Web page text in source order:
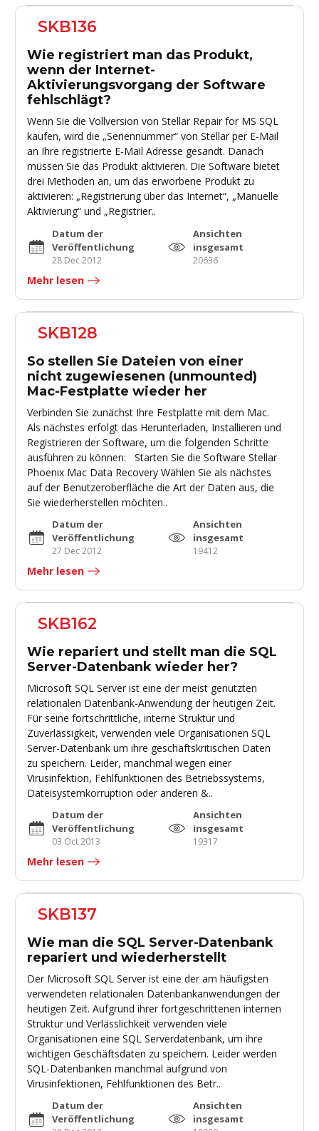
SKB136
Wie registriert man das Produkt,
wenn der Internet-
Aktivierungsvorgang der Software
fehlschlägt?
Wenn Sie die Vollversion von Stellar Repair for MS SQL
kaufen, wird die „Seriennummer“ von Stellar per E-Mail
an Ihre registrierte E-Mail Adresse gesandt. Danach
müssen Sie das Produkt aktivieren. Die Software bietet
drei Methoden an, um das erworbene Produkt zu
aktivieren: „Registrierung über das Internet“, „Manuelle
Aktivierung“ und „Registrier..
Datum der
Veröffentlichung
28 Dec 2012
Ansichten
insgesamt
20636
Mehr lesen
SKB128
So stellen Sie Dateien von einer
nicht zugewiesenen (unmounted)
Mac-Festplatte wieder her
Verbinden Sie zunächst Ihre Festplatte mit dem Mac.
Als nächstes erfolgt das Herunterladen, Installieren und
Registrieren der Software, um die folgenden Schritte
ausführen zu können: Starten Sie die Software Stellar
Phoenix Mac Data Recovery Wählen Sie als nächstes
auf der Benutzeroberfläche die Art der Daten aus, die
Sie wiederherstellen möchten..
Datum der
Veröffentlichung
27 Dec 2012
Ansichten
insgesamt
19412
Mehr lesen
SKB162
Wie repariert und stellt man die SQL
Server-Datenbank wieder her?
Microsoft SQL Server ist eine der meist genutzten
relationalen Datenbank-Anwendung der heutigen Zeit.
Für seine fortschrittliche, interne Struktur und
Zuverlässigkeit, verwenden viele Organisationen SQL
Server-Datenbank um ihre geschäftskritischen Daten
zu speichern. Leider, manchmal wegen einer
Virusinfektion, Fehlfunktionen des Betriebssystems,
Dateisystemkorruption oder anderen &..
Datum der
Veröffentlichung
03 Oct 2013
Ansichten
insgesamt
19317
Mehr lesen
SKB137
Wie man die SQL Server-Datenbank
repariert und wiederherstellt
Der Microsoft SQL Server ist eine der am häufigsten
verwendeten relationalen Datenbankanwendungen der
heutigen Zeit. Aufgrund ihrer fortgeschrittenen internen
Struktur und Verlässlichkeit verwenden viele
Organisationen eine SQL Serverdatenbank, um ihre
wichtigen Geschäftsdaten zu speichern. Leider werden
SQL-Datenbanken manchmal aufgrund von
Virusinfektionen, Fehlfunktionen des Betr..
Datum der
Veröffentlichung
Ansichten
insgesamt